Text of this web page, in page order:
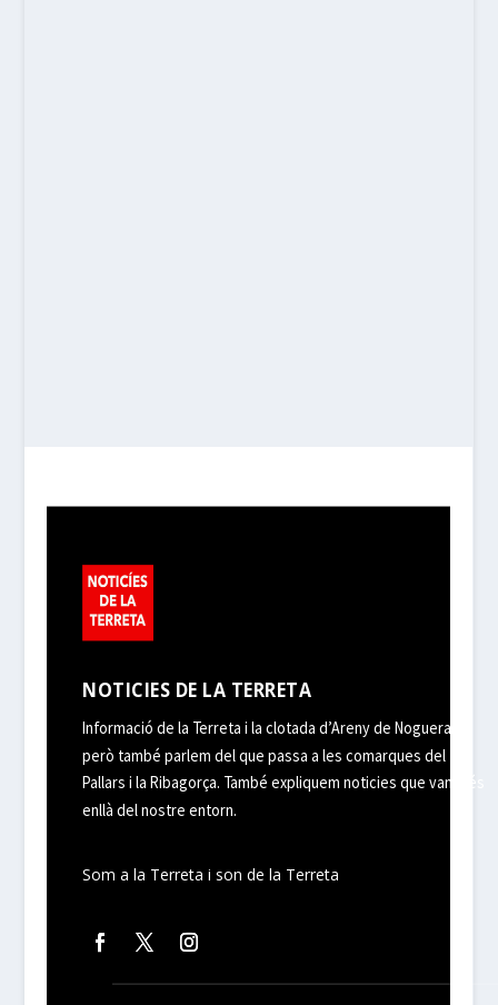
NOTICIES DE LA TERRETA
Informació de la Terreta i la clotada d’Areny de Noguera,
però també parlem del que passa a les comarques del
Pallars i la Ribagorça. També expliquem noticies que van més
enllà del nostre entorn.
Som a la Terreta i son de la Terreta